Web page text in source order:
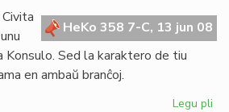
HeKo 358 7-C, 13 jun 08
Konsulo. Sed la karaktero de tiu
en ambaŭ branĉoj.
Legu pli